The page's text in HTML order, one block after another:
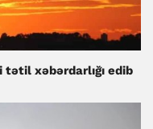
xəbərdarlığı edib